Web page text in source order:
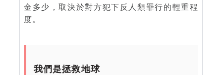
金多少，取決於對方犯下反人類罪行的輕重程
度。
我們是拯救地球